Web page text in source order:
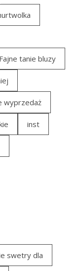
Fajne tanie bluzy
wyprzedaż
inst
swetry dla